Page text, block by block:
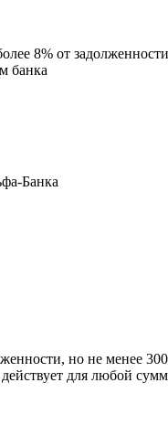
8% от
банка
но не менее 300
для любой